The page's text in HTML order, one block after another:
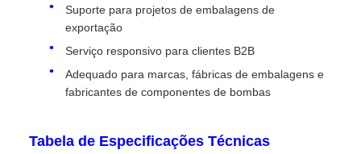
Suporte para projetos de embalagens de
exportação
Serviço responsivo para clientes B2B
Adequado para marcas, fábricas de embalagens e
fabricantes de componentes de bombas
Tabela de Especificações Técnicas